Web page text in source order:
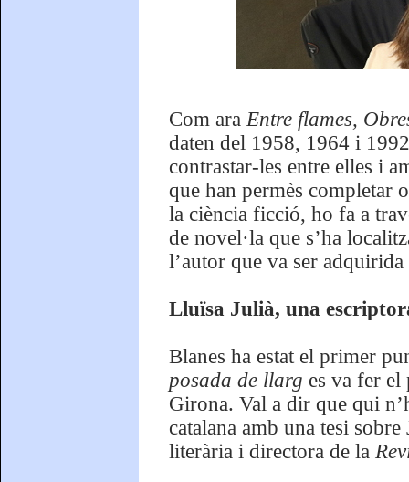
Com araEntre flames,
daten del 1958, 1964 i
contrastar-les entre elles i
que han permès completar
la ciència ficció, ho fa a
de novel·la que s’ha
l’autor que va ser
Lluïsa Julià, una
Blanes ha estat el primer
posada de llarg es va fer el
Girona. Val a dir que qui
catalana amb una tesi
literària i directora de la